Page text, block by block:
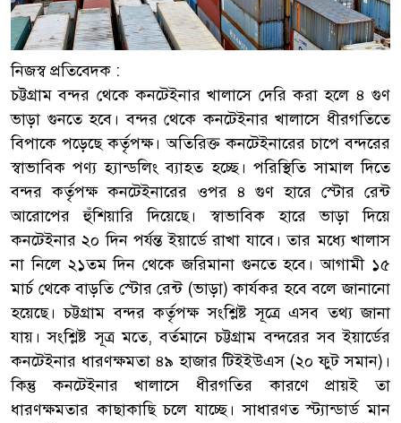
নিজস্ব প্রতিবেদক :
চট্টগ্রাম বন্দর থেকে কনটেইনার খালাসে দেরি করা হলে ৪ গুণ
ভাড়া গুনতে হবে। বন্দর থেকে কনটেইনার খালাসে ধীরগতিতে
বিপাকে পড়েছে কর্তৃপক্ষ। অতিরিক্ত কনটেইনারের চাপে বন্দরের
স্বাভাবিক পণ্য হ্যান্ডলিং ব্যাহত হচ্ছে। পরিস্থিতি সামাল দিতে
বন্দর কর্তৃপক্ষ কনটেইনারের ওপর ৪ গুণ হারে স্টোর রেন্ট
আরোপের হুঁশিয়ারি দিয়েছে। স্বাভাবিক হারে ভাড়া দিয়ে
কনটেইনার ২০ দিন পর্যন্ত ইয়ার্ডে রাখা যাবে। তার মধ্যে খালাস
না নিলে ২১তম দিন থেকে জরিমানা গুনতে হবে। আগামী ১৫
মার্চ থেকে বাড়তি স্টোর রেন্ট (ভাড়া) কার্যকর হবে বলে জানানো
হয়েছে। চট্টগ্রাম বন্দর কর্তৃপক্ষ সংশ্লিষ্ট সূত্রে এসব তথ্য জানা
যায়। সংশ্লিষ্ট সূত্র মতে, বর্তমানে চট্টগ্রাম বন্দরের সব ইয়ার্ডের
কনটেইনার ধারণক্ষমতা ৪৯ হাজার টিইইউএস (২০ ফুট সমান)।
কিন্তু কনটেইনার খালাসে ধীরগতির কারণে প্রায়ই তা
ধারণক্ষমতার কাছাকাছি চলে যাচ্ছে। সাধারণত স্ট্যান্ডার্ড মান